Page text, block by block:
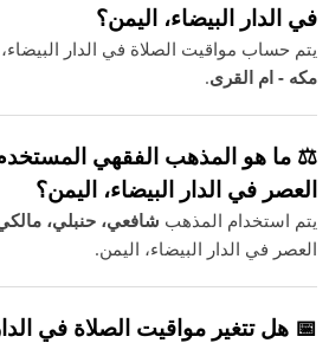
في الدار البيضاء، اليمن؟
يتم حساب مواقيت الصلاة في الدار
مكه - ام القرى.
⚖️ ما هو المذهب الفقهي
العصر في الدار البيضاء، اليمن؟
يتم استخدام المذهب شافعي، حنبلي،
العصر في الدار البيضاء، اليمن.
📅 هل تتغير مواقيت الصلاة في